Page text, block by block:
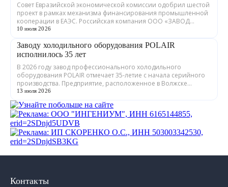
Совет Евразийской экономической комиссии одобрил шестой
проект в рамках механизма финансирования промышленной
кооперации в ЕАЭС. Российская компания ООО «ЗАВОД
ГРАДИЕНТ» совместно с предприятия...
10 июля 2026
Заводу холодильного оборудования POLAIR
исполнилось 35 лет
В 2026 году завод профессионального холодильного
оборудования POLAIR отмечает 35-летие с начала серийного
производства. Предприятие, расположенное в Волжске
Республики Марий Эл, выпускает обору...
13 июля 2026
Контакты